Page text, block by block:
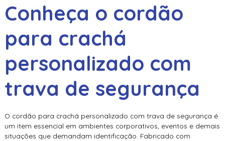
Conheça o cordão
para crachá
personalizado com
trava de segurança
O cordão para crachá personalizado com trava de segurança é
um item essencial em ambientes corporativos, eventos e demais
situações que demandam identificação. Fabricado com